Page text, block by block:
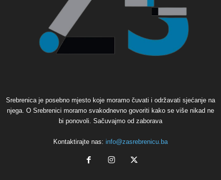
Srebrenica je posebno mjesto koje moramo čuvati i održavati sjećanje na
njega. O Srebrenici moramo svakodnevno govoriti kako se više nikad ne
bi ponovoli. Sačuvajmo od zaborava
Kontaktirajte nas: info@zasrebrenicu.ba